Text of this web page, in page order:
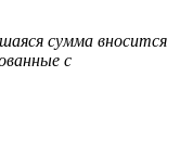
сумма вносится
с